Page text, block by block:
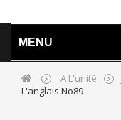
MENU
A L'unité
L'anglais No89